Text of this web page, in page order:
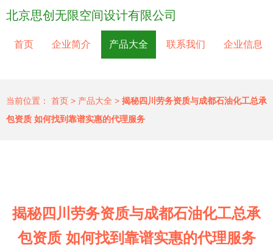
北京思创无限空间设计有限公司
首页 企业简介 产品大全 联系我们 企业信息
当前位置： 首页 > 产品大全 > 揭秘四川劳务资质与成都石油化工总承
包资质 如何找到靠谱实惠的代理服务
揭秘四川劳务资质与成都石油化工总承
包资质 如何找到靠谱实惠的代理服务